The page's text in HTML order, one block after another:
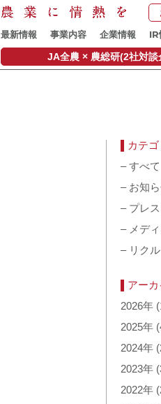
最新情報 事業内容 企業情報 IR
JA全農 × 農総研(2社対談
カテ
–すべて
– お知
– プレ
– メデ
– リク
アー
2026年
2025年
2024年
2023年
2022年